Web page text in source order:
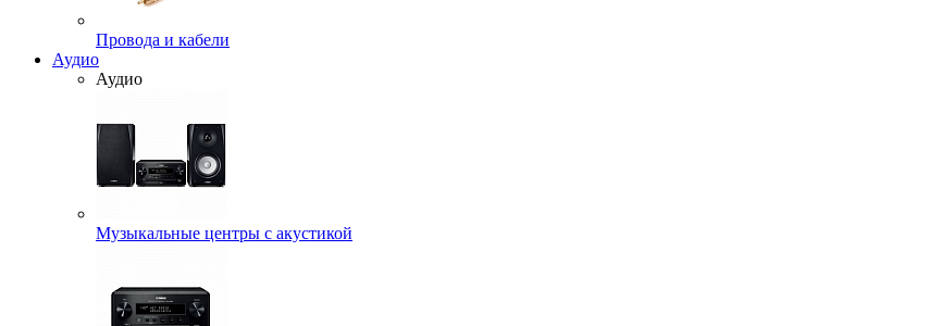
Провода и кабели
Аудио
Аудио
Музыкальные центры с акустикой